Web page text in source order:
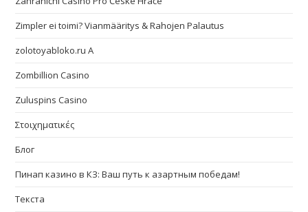
Zimpler ei toimi? Vianmääritys & Rahojen Palautus
zolotoyabloko.ru A
Zombillion Casino
Zuluspins Casino
Στοιχηματικές
Блог
Пинап казино в КЗ: Ваш путь к азартным победам!
Текста